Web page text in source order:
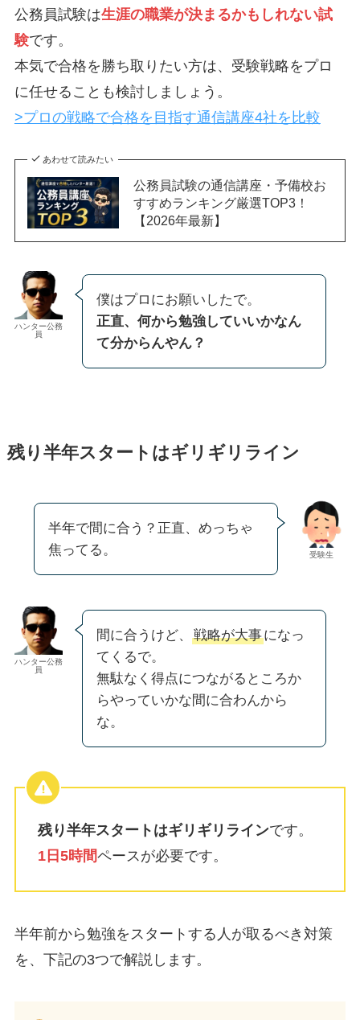
公務員試験は生涯の職業が決まるかもしれない試
験です。
本気で合格を勝ち取りたい方は、受験戦略をプロ
に任せることも検討しましょう。
>プロの戦略で合格を目指す通信講座4社を比較
あわせて読みたい
公務員試験の通信講座・予備校お
すすめランキング厳選TOP3！
【2026年最新】
ハンター公務
員
僕はプロにお願いしたで。
正直、何から勉強していいかなん
て分からんやん？
残り半年スタートはギリギリライン
受験生
半年で間に合う？正直、めっちゃ
焦ってる。
ハンター公務
員
間に合うけど、 戦略が大事になっ
てくるで。
無駄なく得点につながるところか
らやっていかな間に合わんから
な。
残り半年スタートはギリギリラインです。
1日5時間ペースが必要です。
半年前から勉強をスタートする人が取るべき対策
を、下記の3つで解説します。